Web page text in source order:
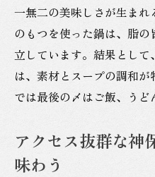
一無二の美味しさが生ま
のもつを使った鍋は、脂
立しています。結果とし
は、素材とスープの調和
では最後の〆はご飯、うど
アクセス抜群な神
味わう